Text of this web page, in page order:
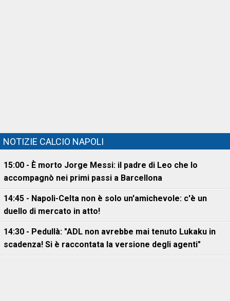
NOTIZIE CALCIO NAPOLI
15:00 - È morto Jorge Messi: il padre di Leo che lo
accompagnò nei primi passi a Barcellona
14:45 - Napoli-Celta non è solo un'amichevole: c'è un
duello di mercato in atto!
14:30 - Pedullà: "ADL non avrebbe mai tenuto Lukaku in
scadenza! Si è raccontata la versione degli agenti"